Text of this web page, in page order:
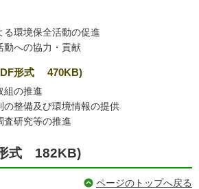
る環境保全活動の促進
動への協力・貢献
形式 470KB)
組の推進
の整備及び環境情報の提供
査研究等の推進
式 182KB)
ページのトップへ戻る